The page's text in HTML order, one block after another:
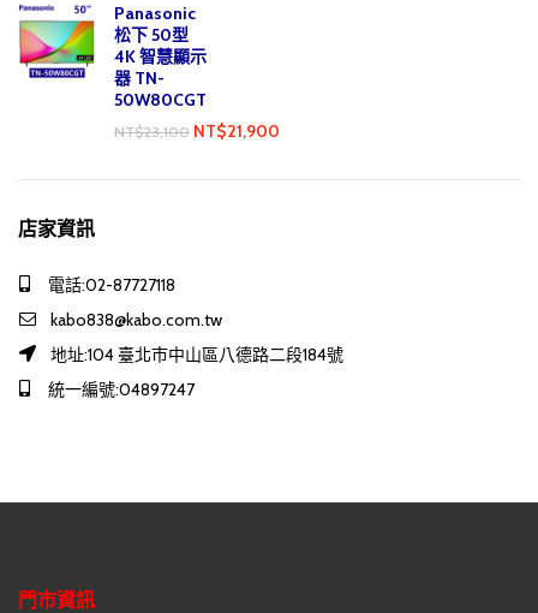
Panasonic
松下 50型
4K 智慧顯示
器 TN-
50W80CGT
NT$23,100 NT$21,900
店家資訊
電話:02-87727118
kabo838@kabo.com.tw
地址:104 臺北市中山區八德路二段184號
統一編號:04897247
門市資訊